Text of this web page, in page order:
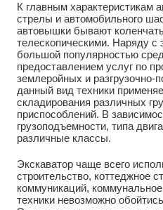
К главным характеристикам
стрелы и автомобильного
автовышки бывают
телескопическими. Наряду с
большой популярностью
предоставлением услуг по
землеройных и разгрузочно-
данный вид техники
складирования различных
приспособлений. В
грузоподъемности, типа
различные классы.
Экскаватор чаще всего
строительство, коттеджное
коммуникаций,
техники невозможно